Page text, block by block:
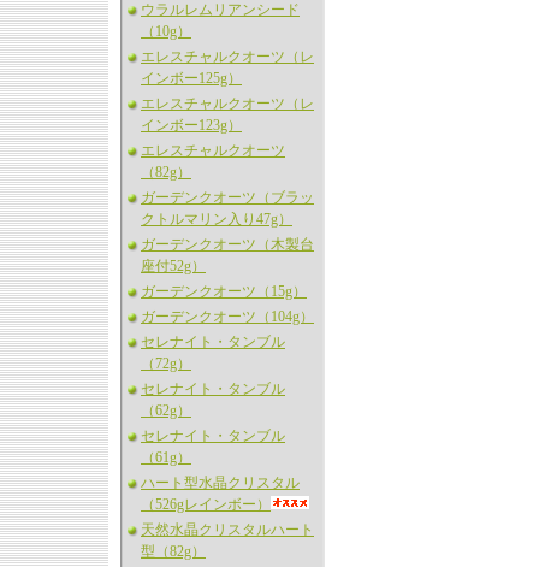
ウラルレムリアンシード
（10g）
エレスチャルクオーツ（レ
インボー125g）
エレスチャルクオーツ（レ
インボー123g）
エレスチャルクオーツ
（82g）
ガーデンクオーツ（ブラッ
クトルマリン入り47g）
ガーデンクオーツ（木製台
座付52g）
ガーデンクオーツ（15g）
ガーデンクオーツ（104g）
セレナイト・タンブル
（72g）
セレナイト・タンブル
（62g）
セレナイト・タンブル
（61g）
ハート型水晶クリスタル
（526gレインボー）
天然水晶クリスタルハート
型（82g）